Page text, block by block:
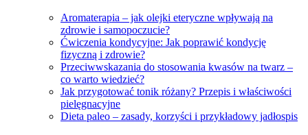
Aromaterapia – jak olejki eteryczne wpływają na
zdrowie i samopoczucie?
Ćwiczenia kondycyjne: Jak poprawić kondycję
fizyczną i zdrowie?
Przeciwwskazania do stosowania kwasów na twarz –
co warto wiedzieć?
Jak przygotować tonik różany? Przepis i właściwości
pielęgnacyjne
Dieta paleo – zasady, korzyści i przykładowy jadłospis